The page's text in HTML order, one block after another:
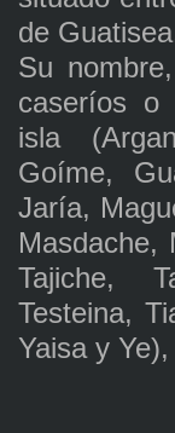
de
Su
caseríos o
isla
Goíme,
Jaría,
Masdache,
Tajiche,
Testeina,
Yaisa y